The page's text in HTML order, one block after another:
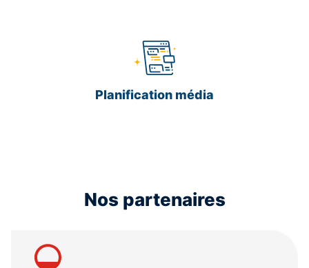
Planification média
Nos partenaires